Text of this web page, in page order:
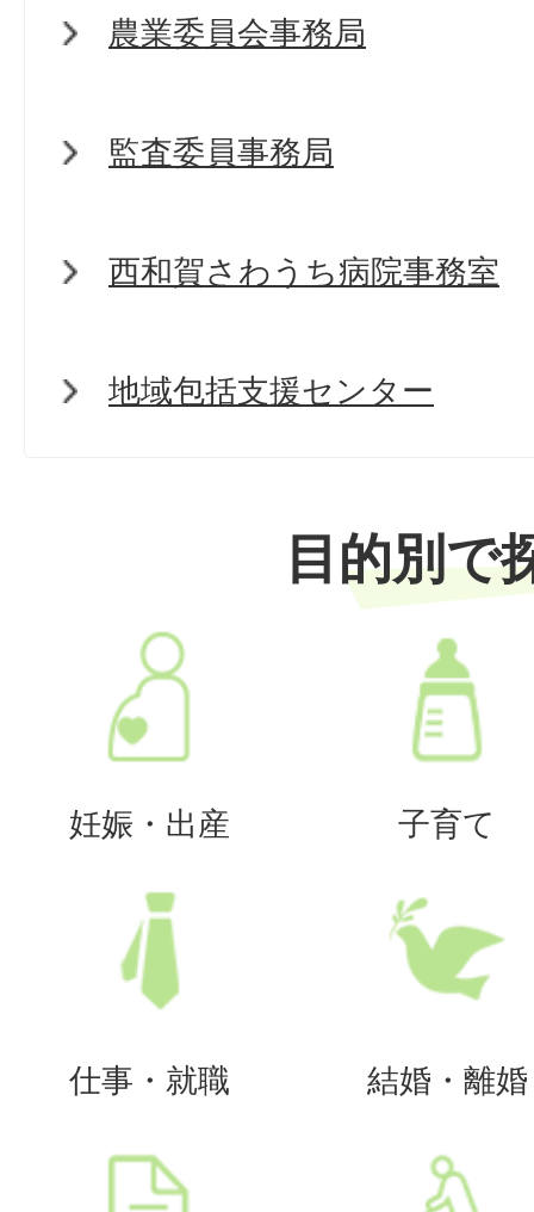
農業委員会事務局
監査委員事務局
西和賀さわうち病院事務室
地域包括支援センター
目的別で
妊娠・出産 子育て
仕事・就職 結婚・離婚